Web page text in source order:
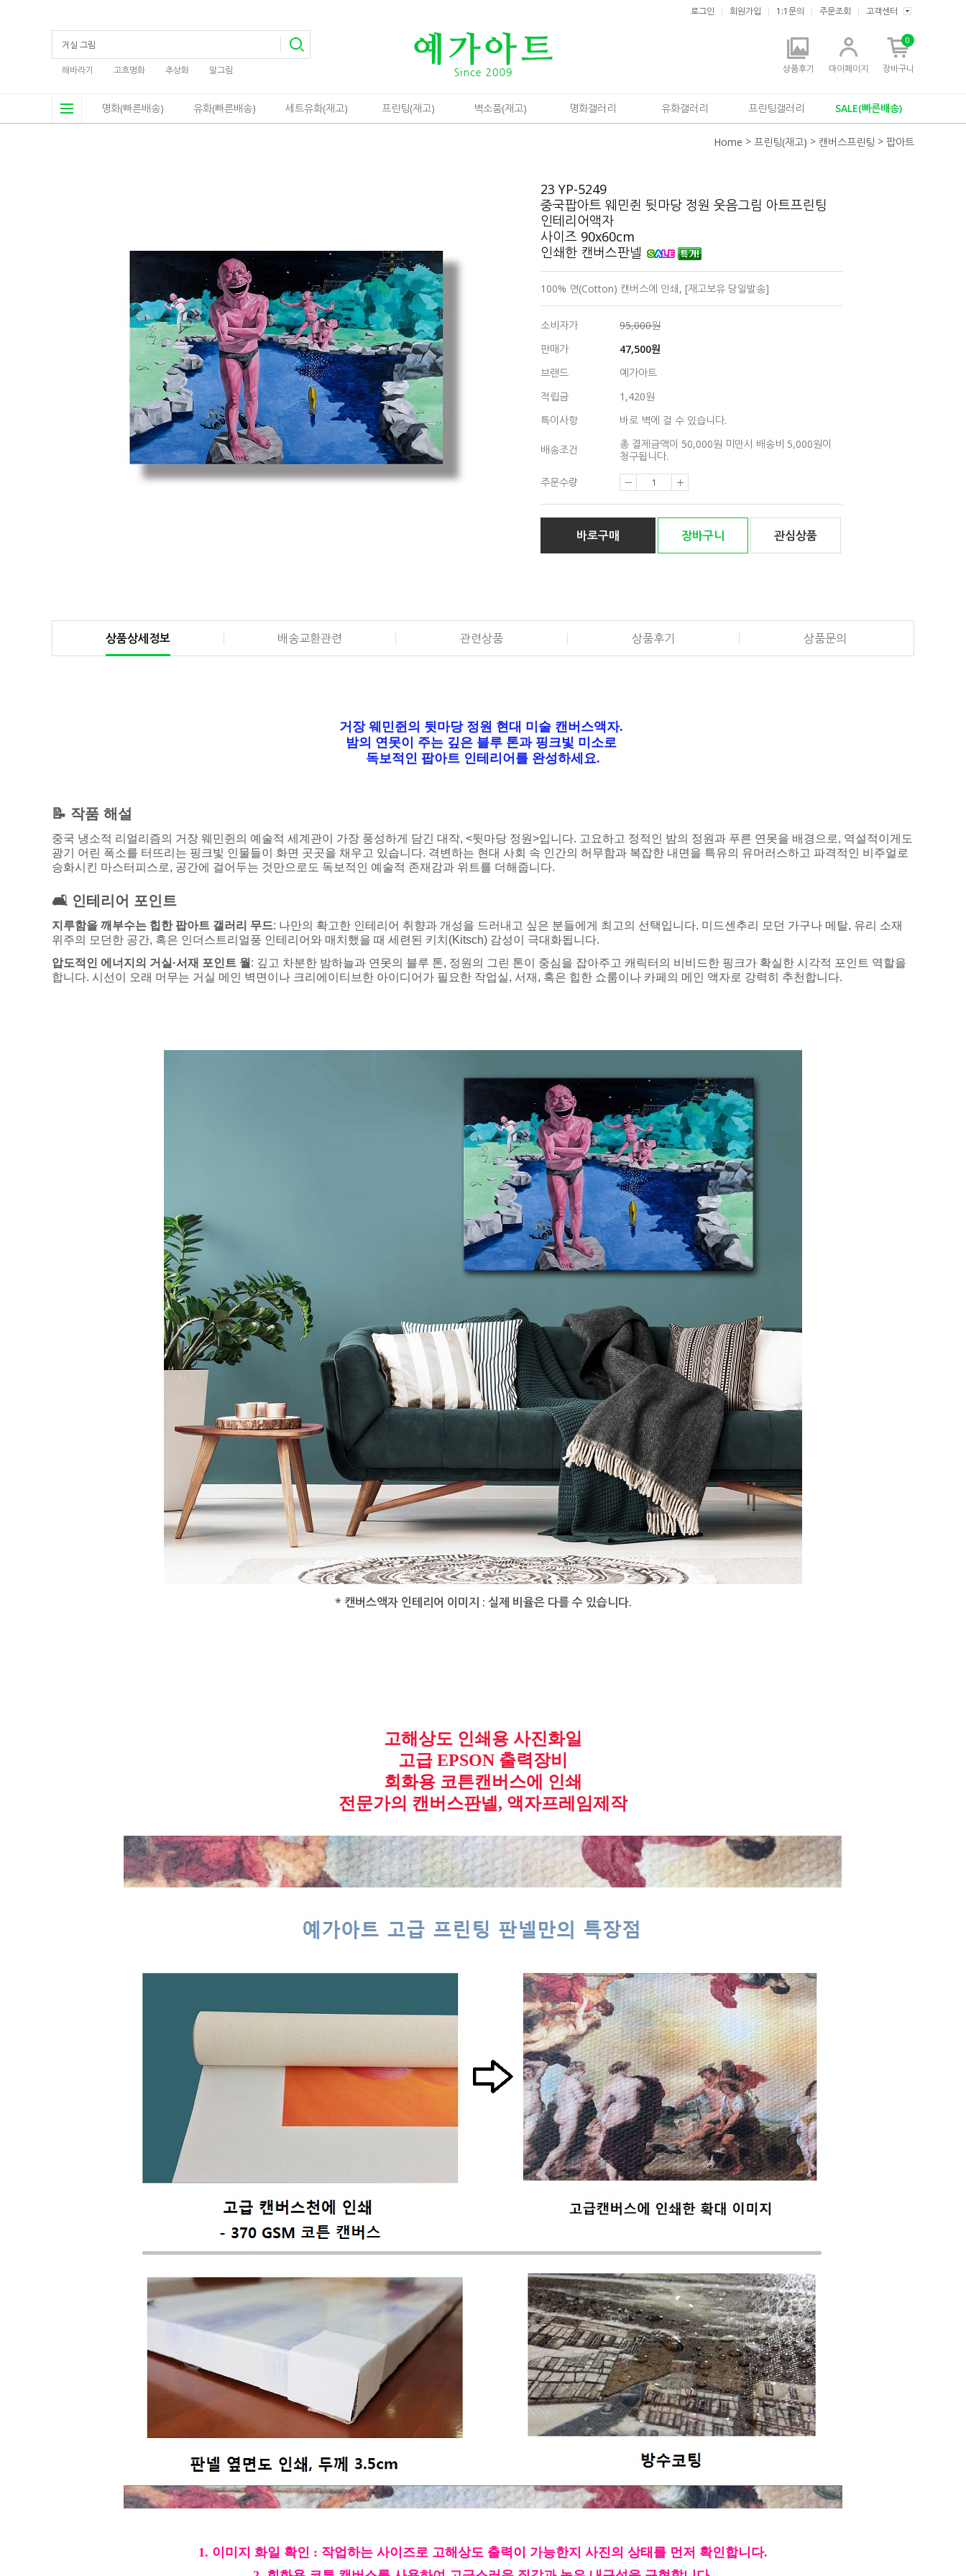
해바라기 고흐명화 추상화 말그림
로그인 회원가입 1:1문의 주문조회 고객센터
상품후기 마이페이지 장바구니
0
명화(빠른배송) 유화(빠른배송) 세트유화(재고) 프린팅(재고) 벽소품(재고) 명화갤러리 유화갤러리 프린팅갤러리 SALE(빠른배송)
Home > 프린팅(재고) > 캔버스프린팅 > 팝아트
23 YP-5249
중국팝아트 웨민쥔 뒷마당 정원 웃음그림 아트프린팅
인테리어액자
사이즈 90x60cm
인쇄한 캔버스판넬
100% 면(Cotton) 캔버스에 인쇄, [재고보유 당일발송]
소비자가
95,000원
판매가
47,500원
브랜드
예가아트
적립금
1,420원
특이사항
바로 벽에 걸 수 있습니다.
배송조건
총 결제금액이 50,000원 미만시 배송비 5,000원이
청구됩니다.
주문수량
바로구매 장바구니 관심상품
상품상세정보 배송교환관련 관련상품 상품후기 상품문의
거장 웨민쥔의 뒷마당 정원 현대 미술 캔버스액자.
밤의 연못이 주는 깊은 블루 톤과 핑크빛 미소로
독보적인 팝아트 인테리어를 완성하세요.
📝 작품 해설
중국 냉소적 리얼리즘의 거장 웨민쥔의 예술적 세계관이 가장 풍성하게 담긴 대작, <뒷마당 정원>입니다. 고요하고 정적인 밤의 정원과 푸른 연못을 배경으로, 역설적이게도
광기 어린 폭소를 터뜨리는 핑크빛 인물들이 화면 곳곳을 채우고 있습니다. 격변하는 현대 사회 속 인간의 허무함과 복잡한 내면을 특유의 유머러스하고 파격적인 비주얼로
승화시킨 마스터피스로, 공간에 걸어두는 것만으로도 독보적인 예술적 존재감과 위트를 더해줍니다.
🛋️ 인테리어 포인트
지루함을 깨부수는 힙한 팝아트 갤러리 무드: 나만의 확고한 인테리어 취향과 개성을 드러내고 싶은 분들에게 최고의 선택입니다. 미드센추리 모던 가구나 메탈, 유리 소재
위주의 모던한 공간, 혹은 인더스트리얼풍 인테리어와 매치했을 때 세련된 키치(Kitsch) 감성이 극대화됩니다.
압도적인 에너지의 거실·서재 포인트 월 : 깊고 차분한 밤하늘과 연못의 블루 톤, 정원의 그린 톤이 중심을 잡아주고 캐릭터의 비비드한 핑크가 확실한 시각적 포인트 역할을
합니다. 시선이 오래 머무는 거실 메인 벽면이나 크리에이티브한 아이디어가 필요한 작업실, 서재, 혹은 힙한 쇼룸이나 카페의 메인 액자로 강력히 추천합니다.
* 캔버스액자 인테리어 이미지 : 실제 비율은 다를 수 있습니다.
고해상도 인쇄용 사진화일
고급 EPSON 출력장비
회화용 코튼캔버스에 인쇄
전문가의 캔버스판넬, 액자프레임제작
1. 이미지 화일 확인 : 작업하는 사이즈로 고해상도 출력이 가능한지 사진의 상태를 먼저 확인합니다.